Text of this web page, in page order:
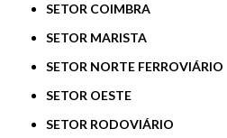
SETOR COIMBRA
SETOR MARISTA
SETOR NORTE FERROVIÁRIO
SETOR OESTE
SETOR RODOVIÁRIO